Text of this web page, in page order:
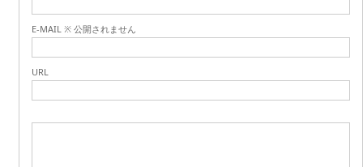
E-MAIL ※ 公開されません
URL